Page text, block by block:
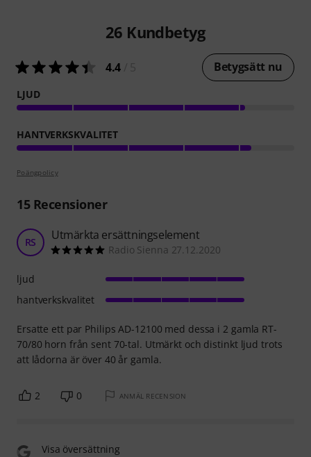
26 Kundbetyg
4.4 Betygsätt nu
LJUD
HANTVERKSKVALITET
Poängpolicy
15Recensioner
RS Utmärkta ersättningselement
Radio Sienna 27.12.2020
Ersatte ett par Philips AD-12100 med dessa i 2 gamla RT-
70/80 horn från sent 70-tal. Utmärkt och distinkt ljud trots
att lådorna är över 40 år gamla.
ljud
hantverkskvalitet
2 0 ANMÄL RECENSION
Visa översättning